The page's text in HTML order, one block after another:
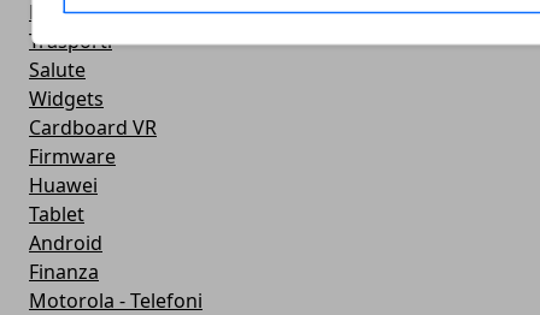
Lg - Telefoni
Trasporti
Salute
Widgets
Cardboard VR
Firmware
Huawei
Tablet
Android
Finanza
Motorola - Telefoni